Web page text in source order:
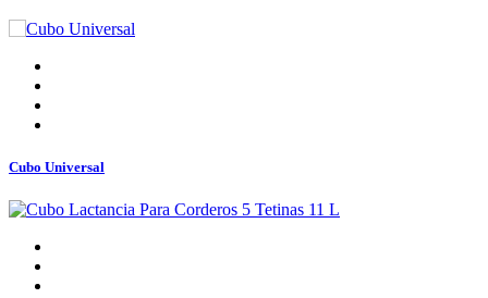
Cubo Universal